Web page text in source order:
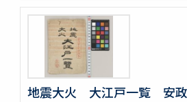
地震大火 大江戸一覧 安政